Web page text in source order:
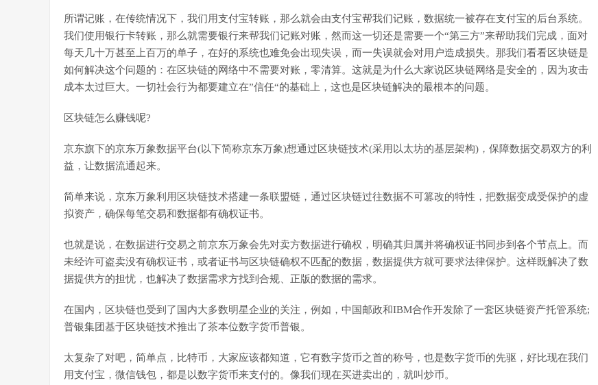
所谓记账，在传统情况下，我们用支付宝转账，那么就会由支付宝帮我们记账，数据统一被存在支付宝的后台系统。
我们使用银行卡转账，那么就需要银行来帮我们记账对账，然而这一切还是需要一个“第三方”来帮助我们完成，面对
每天几十万甚至上百万的单子，在好的系统也难免会出现失误，而一失误就会对用户造成损失。那我们看看区块链是
如何解决这个问题的：在区块链的网络中不需要对账，零清算。这就是为什么大家说区块链网络是安全的，因为攻击
成本太过巨大。一切社会行为都要建立在”信任“的基础上，这也是区块链解决的最根本的问题。
区块链怎么赚钱呢?
京东旗下的京东万象数据平台(以下简称京东万象)想通过区块链技术(采用以太坊的基层架构)，保障数据交易双方的利
益，让数据流通起来。
简单来说，京东万象利用区块链技术搭建一条联盟链，通过区块链过往数据不可篡改的特性，把数据变成受保护的虚
拟资产，确保每笔交易和数据都有确权证书。
也就是说，在数据进行交易之前京东万象会先对卖方数据进行确权，明确其归属并将确权证书同步到各个节点上。而
未经许可盗卖没有确权证书，或者证书与区块链确权不匹配的数据，数据提供方就可要求法律保护。这样既解决了数
据提供方的担忧，也解决了数据需求方找到合规、正版的数据的需求。
在国内，区块链也受到了国内大多数明星企业的关注，例如，中国邮政和IBM合作开发除了一套区块链资产托管系统;
普银集团基于区块链技术推出了茶本位数字货币普银。
太复杂了对吧，简单点，比特币，大家应该都知道，它有数字货币之首的称号，也是数字货币的先驱，好比现在我们
用支付宝，微信钱包，都是以数字货币来支付的。像我们现在买进卖出的，就叫炒币。